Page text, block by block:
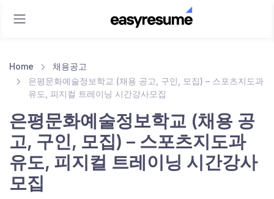
Home
채용공고
은평문화예술정보학교 (채용 공고, 구인, 모집) – 스포츠지도과
유도, 피지컬 트레이닝 시간강사모집
은평문화예술정보학교 (채용 공
고, 구인, 모집) – 스포츠지도과
유도, 피지컬 트레이닝 시간강사
모집